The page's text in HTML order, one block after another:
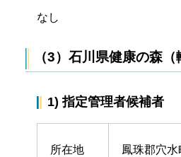
なし
（3）石川県健康の森（
1) 指定管理者候補者
所在地 鳳珠郡穴